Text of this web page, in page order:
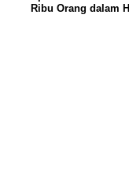
Ribu Orang dalam